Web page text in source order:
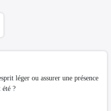
léger ou assurer une présence
été ?